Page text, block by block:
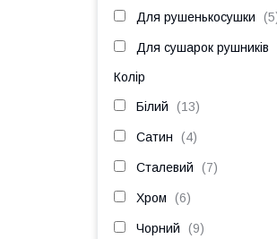
Для рушенькосушки 5
Для сушарок рушників
Колір
Білий 13
Сатин 4
Сталевий 7
Хром 6
Чорний 9